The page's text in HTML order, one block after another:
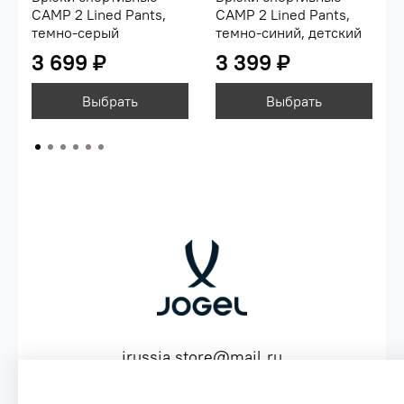
CAMP 2 Lined Pants,
темно-серый
3 699 ₽
Выбрать
CAMP 2 Lined Pants,
темно-синий, детский
3 399 ₽
Выбрать
jrussia.store@mail.ru